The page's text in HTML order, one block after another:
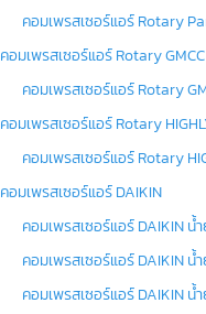
คอมเพรสเซอร์แอร์ Rotary
คอมเพรสเซอร์แอร์ Rotary GMCC
คอมเพรสเซอร์แอร์ Rotary
คอมเพรสเซอร์แอร์ Rotary
คอมเพรสเซอร์แอร์ Rotary
คอมเพรสเซอร์แอร์ DAIKIN
คอมเพรสเซอร์แอร์ DAIKIN น้
คอมเพรสเซอร์แอร์ DAIKIN น้
คอมเพรสเซอร์แอร์ DAIKIN น้